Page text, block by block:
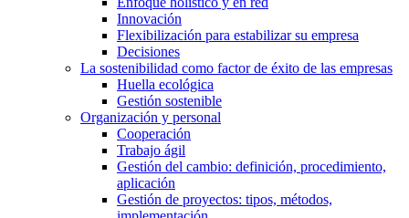
Innovación
Flexibilización para estabilizar su empresa
Decisiones
La sostenibilidad como factor de éxito de las empresas
Huella ecológica
Gestión sostenible
Organización y personal
Cooperación
Trabajo ágil
Gestión del cambio: definición, procedimiento,
aplicación
Gestión de proyectos: tipos, métodos,